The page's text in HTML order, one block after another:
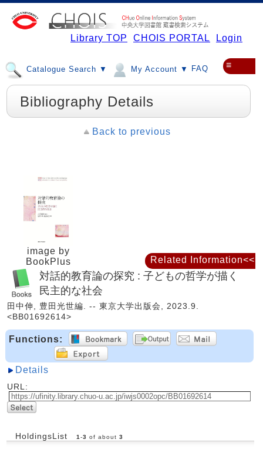
Library TOP CHOIS PORTAL Login
Catalogue Search ▼ My Account ▼ FAQ ≡
Bibliography Details
Back to previous
image by
BookPlus
対話的教育論の探究 : 子どもの哲学が描く
民主的な社会
田中伸, 豊田光世編. -- 東京大学出版会, 2023.9.
<BB01692614>
Functions:
Details
URL:
HoldingsList 1 -3 of about 3
Related Information<<